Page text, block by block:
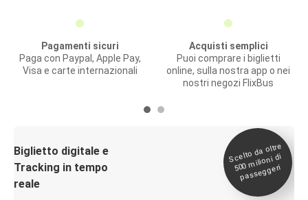
Pagamenti sicuri
Paga con Paypal, Apple Pay,
Visa e carte internazionali
Acquisti semplici
Puoi comprare i biglietti
online, sulla nostra app o nei
nostri negozi FlixBus
Biglietto digitale e
Tracking in tempo
reale
Scelto da oltre
500
milioni di
passeggeri